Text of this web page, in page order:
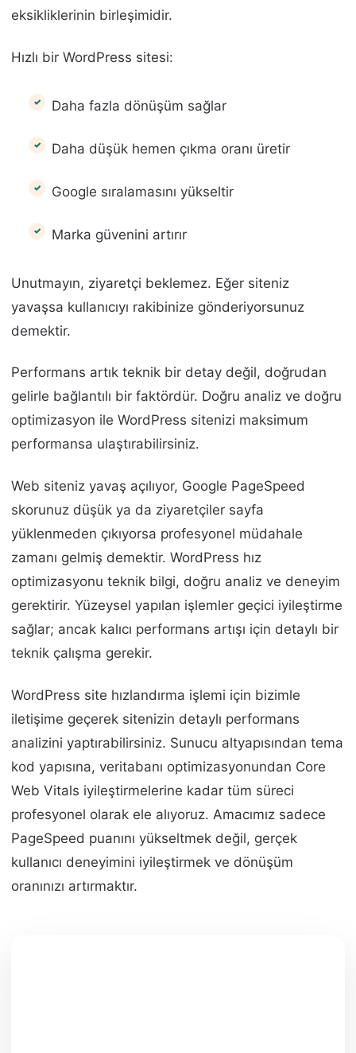
eksikliklerinin birleşimidir.
Hızlı bir WordPress sitesi:
Daha fazla dönüşüm sağlar
Daha düşük hemen çıkma oranı üretir
Google sıralamasını yükseltir
Marka güvenini artırır
Unutmayın, ziyaretçi beklemez. Eğer siteniz
yavaşsa kullanıcıyı rakibinize gönderiyorsunuz
demektir.
Performans artık teknik bir detay değil, doğrudan
gelirle bağlantılı bir faktördür. Doğru analiz ve doğru
optimizasyon ile WordPress sitenizi maksimum
performansa ulaştırabilirsiniz.
Web siteniz yavaş açılıyor, Google PageSpeed
skorunuz düşük ya da ziyaretçiler sayfa
yüklenmeden çıkıyorsa profesyonel müdahale
zamanı gelmiş demektir. WordPress hız
optimizasyonu teknik bilgi, doğru analiz ve deneyim
gerektirir. Yüzeysel yapılan işlemler geçici iyileştirme
sağlar; ancak kalıcı performans artışı için detaylı bir
teknik çalışma gerekir.
WordPress site hızlandırma işlemi için bizimle
iletişime geçerek sitenizin detaylı performans
analizini yaptırabilirsiniz. Sunucu altyapısından tema
kod yapısına, veritabanı optimizasyonundan Core
Web Vitals iyileştirmelerine kadar tüm süreci
profesyonel olarak ele alıyoruz. Amacımız sadece
PageSpeed puanını yükseltmek değil, gerçek
kullanıcı deneyimini iyileştirmek ve dönüşüm
oranınızı artırmaktır.